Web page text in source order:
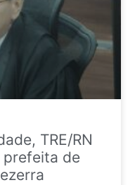
TRE/RN
prefeita de